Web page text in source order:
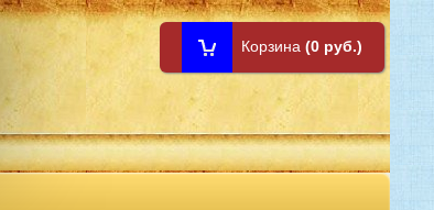
Корзина (0 руб.)